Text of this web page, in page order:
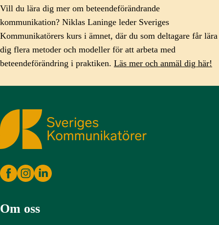
Vill du lära dig mer om beteendeförändrande
kommunikation? Niklas Laninge leder Sveriges
Kommunikatörers kurs i ämnet, där du som deltagare får lära
dig flera metoder och modeller för att arbeta med
beteendeförändring i praktiken. Läs mer och anmäl dig här!
Sveriges Kommunikatörer
Om oss